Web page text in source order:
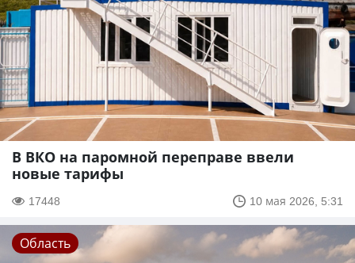
В ВКО на паромной переправе ввели
новые тарифы
17448 10 мая 2026, 5:31
Область